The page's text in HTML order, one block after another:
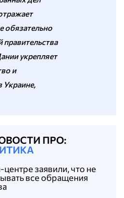
обязательно
правительства
укрепляет
и
Украине,
ПРО:
заявили, что не
все обращения